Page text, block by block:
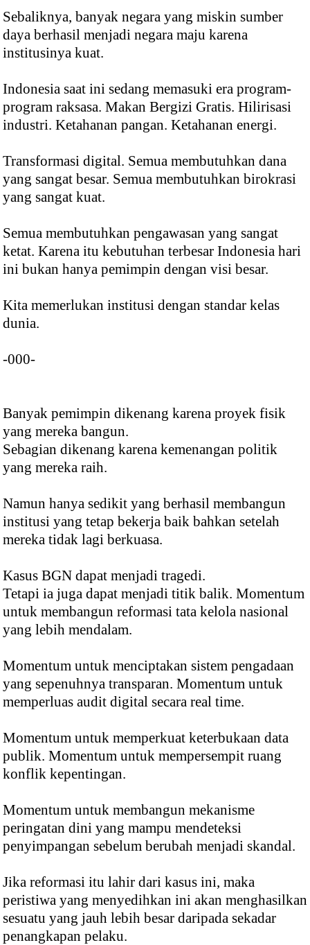
Sebaliknya, banyak negara yang miskin sumber
daya berhasil menjadi negara maju karena
institusinya kuat.
Indonesia saat ini sedang memasuki era program-
program raksasa. Makan Bergizi Gratis. Hilirisasi
industri. Ketahanan pangan. Ketahanan energi.
Transformasi digital. Semua membutuhkan dana
yang sangat besar. Semua membutuhkan birokrasi
yang sangat kuat.
Semua membutuhkan pengawasan yang sangat
ketat. Karena itu kebutuhan terbesar Indonesia hari
ini bukan hanya pemimpin dengan visi besar.
Kita memerlukan institusi dengan standar kelas
dunia.
-000-
Banyak pemimpin dikenang karena proyek fisik
yang mereka bangun.
Sebagian dikenang karena kemenangan politik
yang mereka raih.
Namun hanya sedikit yang berhasil membangun
institusi yang tetap bekerja baik bahkan setelah
mereka tidak lagi berkuasa.
Kasus BGN dapat menjadi tragedi.
Tetapi ia juga dapat menjadi titik balik. Momentum
untuk membangun reformasi tata kelola nasional
yang lebih mendalam.
Momentum untuk menciptakan sistem pengadaan
yang sepenuhnya transparan. Momentum untuk
memperluas audit digital secara real time.
Momentum untuk memperkuat keterbukaan data
publik. Momentum untuk mempersempit ruang
konflik kepentingan.
Momentum untuk membangun mekanisme
peringatan dini yang mampu mendeteksi
penyimpangan sebelum berubah menjadi skandal.
Jika reformasi itu lahir dari kasus ini, maka
peristiwa yang menyedihkan ini akan menghasilkan
sesuatu yang jauh lebih besar daripada sekadar
penangkapan pelaku.